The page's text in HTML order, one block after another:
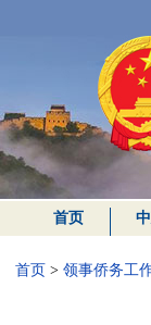
首页
首页 > 领事侨务工